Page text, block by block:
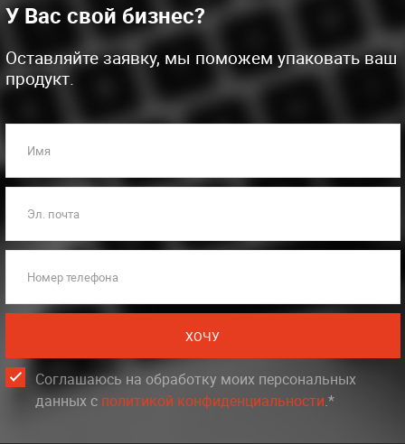
У Вас свой бизнес?
Оставляйте заявку, мы поможем упаковать ваш
продукт.
Имя
Эл. почта
Номер телефона
ХОЧУ
Соглашаюсь на обработку моих персональных
данных c политикой конфиденциальности.*